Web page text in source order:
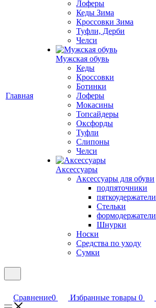
Главная
Лоферы
Кеды Зима
Кроссовки Зима
Туфли, Дерби
Челси
Мужская обувь
Кеды
Кроссовки
Ботинки
Лоферы
Мокасины
Топсайдеры
Оксфорды
Туфли
Слипоны
Челси
Аксессуары
Аксессуары для обуви
подпяточники
пяткоудержатели
Стельки
формодержатели
Шнурки
Носки
Средства по уходу
Сумки
Сравнение0 Избранные товары 0